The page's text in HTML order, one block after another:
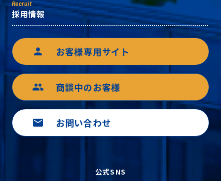
Recruit
採用情報
person お客様専用サイト
group 商談中のお客様
mail お問い合わせ
公式SNS